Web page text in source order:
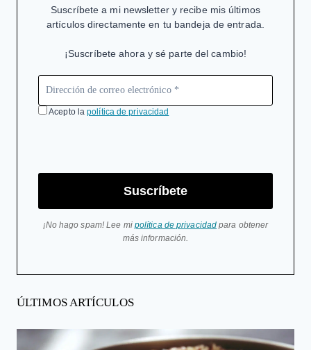
Suscríbete a mi newsletter y recibe mis últimos
artículos directamente en tu bandeja de entrada.
¡Suscríbete ahora y sé parte del cambio!
Acepto lapolítica de privacidad
Suscríbete
¡No hago spam! Lee mi política de privacidad para obtener
más información.
ÚLTIMOS ARTÍCULOS